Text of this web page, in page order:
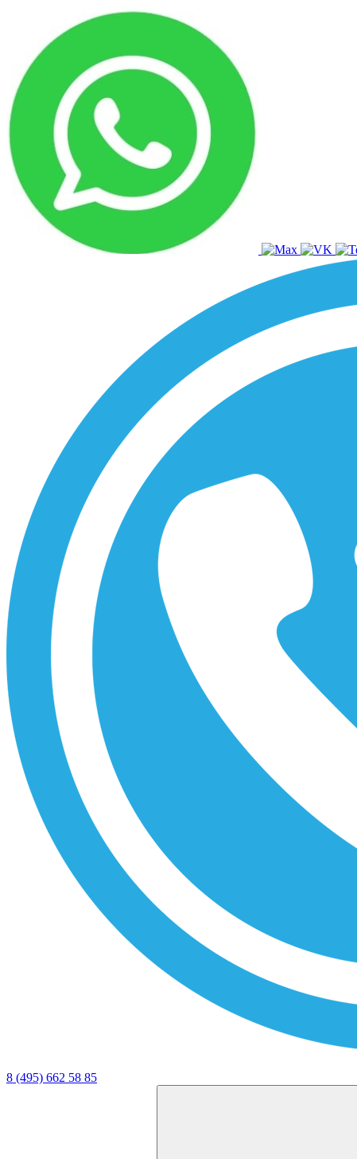
8 (495) 662 58 85